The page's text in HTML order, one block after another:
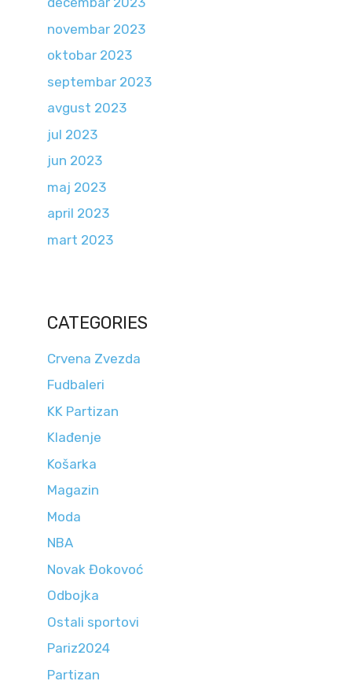
novembar 2023
oktobar 2023
septembar 2023
avgust 2023
jul 2023
jun 2023
maj 2023
april 2023
mart 2023
CATEGORIES
Crvena Zvezda
Fudbaleri
KK Partizan
Klađenje
Košarka
Magazin
Moda
NBA
Novak Đokovoć
Odbojka
Ostali sportovi
Pariz2024
Partizan